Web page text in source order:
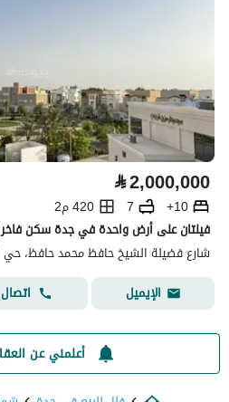
⃁2,000,000
10+
7
420 م2
فيلتان على أرض واحدة في جدة سكن
شارع فضيلة الشيخ حافظ محمد حافظ،
الإيميل
اتصال
أعلمني عن